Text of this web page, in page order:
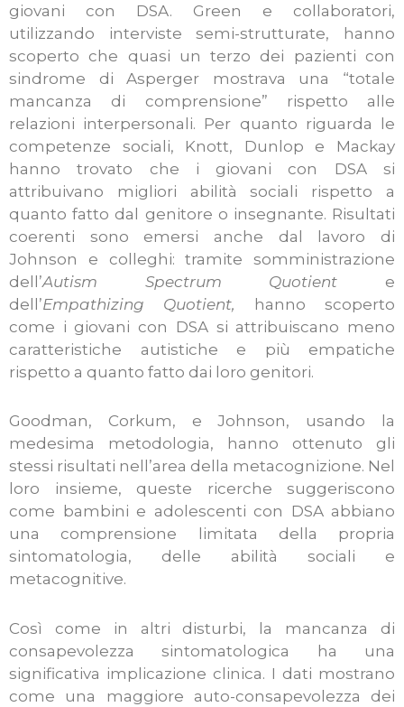
giovani con DSA. Green e collaboratori,
utilizzando interviste semi-strutturate, hanno
scoperto che quasi un terzo dei pazienti con
sindrome di Asperger mostrava una “totale
mancanza di comprensione” rispetto alle
relazioni interpersonali. Per quanto riguarda le
competenze sociali, Knott, Dunlop e Mackay
hanno trovato che i giovani con DSA si
attribuivano migliori abilità sociali rispetto a
quanto fatto dal genitore o insegnante. Risultati
coerenti sono emersi anche dal lavoro di
Johnson e colleghi: tramite somministrazione
dell’Autism Spectrum Quotient e
dell’Empathizing Quotient, hanno scoperto
come i giovani con DSA si attribuiscano meno
caratteristiche autistiche e più empatiche
rispetto a quanto fatto dai loro genitori.
Goodman, Corkum, e Johnson, usando la
medesima metodologia, hanno ottenuto gli
stessi risultati nell’area della metacognizione. Nel
loro insieme, queste ricerche suggeriscono
come bambini e adolescenti con DSA abbiano
una comprensione limitata della propria
sintomatologia, delle abilità sociali e
metacognitive.
Così come in altri disturbi, la mancanza di
consapevolezza sintomatologica ha una
significativa implicazione clinica. I dati mostrano
come una maggiore auto-consapevolezza dei